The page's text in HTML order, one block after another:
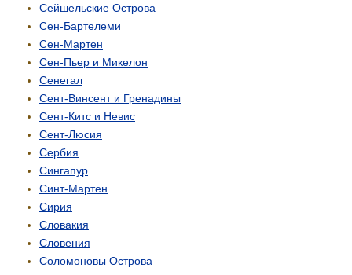
Сейшельские Острова
Сен-Бартелеми
Сен-Мартен
Сен-Пьер и Микелон
Сенегал
Сент-Винсент и Гренадины
Сент-Китс и Невис
Сент-Люсия
Сербия
Сингапур
Синт-Мартен
Сирия
Словакия
Словения
Соломоновы Острова